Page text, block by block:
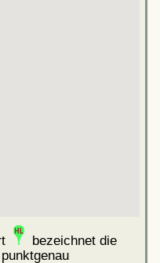
bezeichnet die